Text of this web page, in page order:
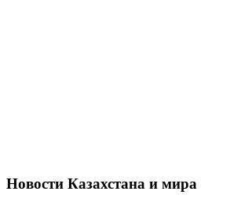
Новости Казахстана и мира